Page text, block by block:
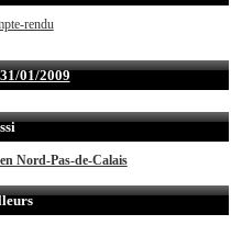
rendu
01/2009
Nord-Pas-de-Calais